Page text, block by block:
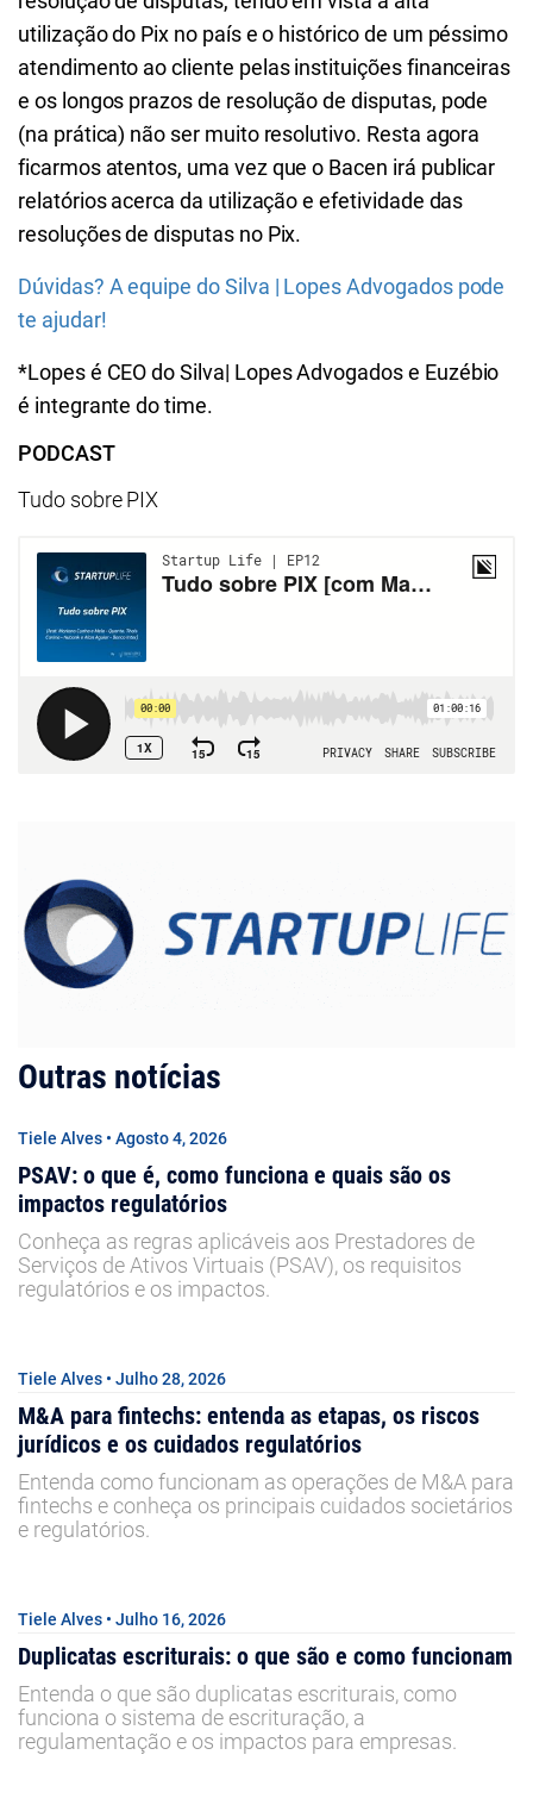
utilização do Pix no país e o histórico de um péssimo
atendimento ao cliente pelas instituições financeiras
e os longos prazos de resolução de disputas, pode
(na prática) não ser muito resolutivo. Resta agora
ficarmos atentos, uma vez que o Bacen irá publicar
relatórios acerca da utilização e efetividade das
resoluções de disputas no Pix.
Dúvidas? A equipe do Silva | Lopes Advogados pode
te ajudar!
*Lopes é CEO do Silva| Lopes Advogados e Euzébio
é integrante do time.
PODCAST
Tudo sobre PIX
Outras notícias
Tiele Alves • Agosto 4, 2026
PSAV: o que é, como funciona e quais são os
impactos regulatórios
Conheça as regras aplicáveis aos Prestadores de
Serviços de Ativos Virtuais (PSAV), os requisitos
regulatórios e os impactos.
Tiele Alves • Julho 28, 2026
M&A para fintechs: entenda as etapas, os riscos
jurídicos e os cuidados regulatórios
Entenda como funcionam as operações de M&A para
fintechs e conheça os principais cuidados societários
e regulatórios.
Tiele Alves • Julho 16, 2026
Duplicatas escriturais: o que são e como funcionam
Entenda o que são duplicatas escriturais, como
funciona o sistema de escrituração, a
regulamentação e os impactos para empresas.